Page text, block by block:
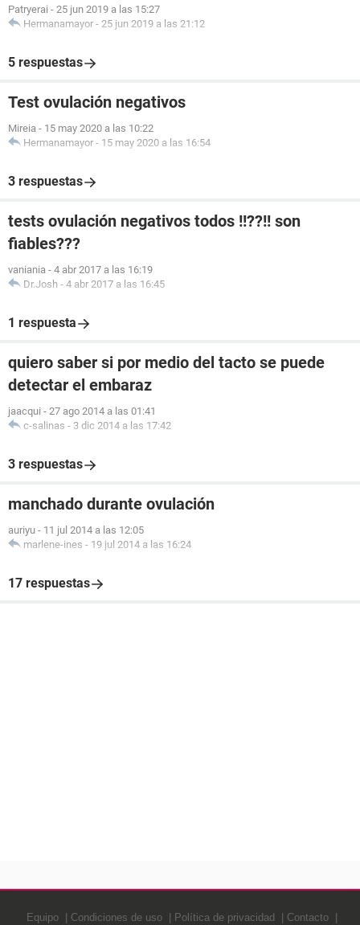
Patryerai - 25 jun 2019 a las 15:27
Hermanamayor - 25 jun 2019 a las 21:12
5 respuestas
Test ovulación negativos
Mireia - 15 may 2020 a las 10:22
Hermanamayor - 15 may 2020 a las 16:54
3 respuestas
tests ovulación negativos todos !!??!! son
fiables???
vaniania - 4 abr 2017 a las 16:19
Dr.Josh - 4 abr 2017 a las 16:45
1 respuesta
quiero saber si por medio del tacto se puede
detectar el embaraz
jaacqui - 27 ago 2014 a las 01:41
c-salinas - 3 dic 2014 a las 17:42
3 respuestas
manchado durante ovulación
auriyu - 11 jul 2014 a las 12:05
marlene-ines - 19 jul 2014 a las 16:24
17 respuestas
Equipo Condiciones de uso Política de privacidad Contacto